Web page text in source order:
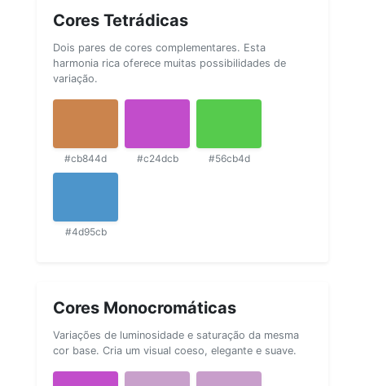
Cores Tetrádicas
Dois pares de cores complementares. Esta
harmonia rica oferece muitas possibilidades de
variação.
#cb844d #c24dcb #56cb4d
#4d95cb
Cores Monocromáticas
Variações de luminosidade e saturação da mesma
cor base. Cria um visual coeso, elegante e suave.